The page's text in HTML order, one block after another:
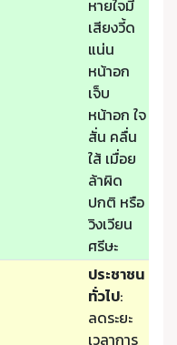
หายใจมี
เสียงวี้ด
แน่น
หน้าอก
เจ็บ
หน้าอก ใจ
สั่น คลื่น
ใส้ เมื่อย
ล้าผิด
ปกติ หรือ
วิงเวียน
ศรีษะ
ประชาชน
ทั่วไป:
ลดระยะ
เวลาการ